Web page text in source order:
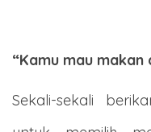
“Kamu mau makan
Sekali-sekali